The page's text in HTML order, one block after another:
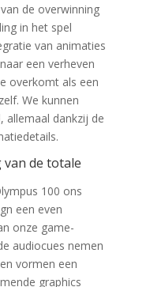
de overwinning
in het spel
van animaties
een verheven
overkomt als een
We kunnen
allemaal dankzij de
de totale
100 ons
een even
onze game-
audiocues nemen
vormen een
graphics